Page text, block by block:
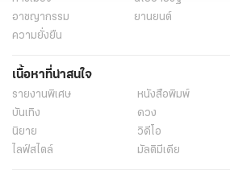
อาชญากรรม
ยานยนต์
ความยั่งยืน
เนื้อหาที่น่าสนใจ
รายงานพิเศษ หนังสือพิมพ์
บันเทิง
ดวง
นิยาย
วิดีโอ
ไลฟ์สไตล์
มัลติมีเดีย